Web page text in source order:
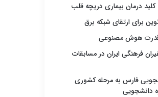
درمان بیماری دریچه قلب
برای ارتقای شبکه برق
قدرت هوش مصنوعی
فرهنگی ایران در مسابقات
دانشجویی فارس به مرحله کشوری
دانشجویی